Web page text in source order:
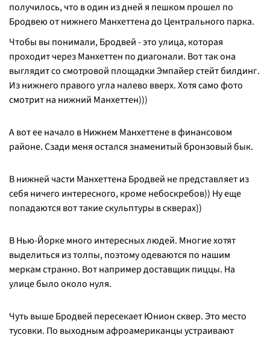
получилось, что в один из дней я пешком прошел по
Бродвею от нижнего Манхеттена до Центрального парка.
Чтобы вы понимали, Бродвей - это улица, которая
проходит через Манхеттен по диагонали. Вот так она
выглядит со смотровой площадки Эмпайер стейт билдинг.
Из нижнего правого угла налево вверх. Хотя само фото
смотрит на нижний Манхеттен)))
А вот ее начало в Нижнем Манхеттене в финансовом
районе. Сзади меня остался знаменитый бронзовый бык.
В нижней части Манхеттена Бродвей не представляет из
себя ничего интересного, кроме небоскребов)) Ну еще
попадаются вот такие скульптуры в скверах))
В Нью-Йорке много интересных людей. Многие хотят
выделиться из толпы, поэтому одеваются по нашим
меркам странно. Вот например доставщик пиццы. На
улице было около нуля.
Чуть выше Бродвей пересекает Юнион сквер. Это место
тусовки. По выходным афроамериканцы устраивают